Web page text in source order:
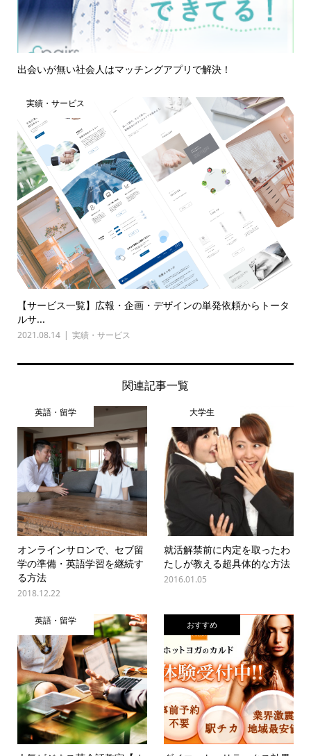
出会いが無い社会人はマッチングアプリで解決！
実績・サービス
【サービス一覧】広報・企画・デザインの単発依頼からトータ
ルサ...
2021.08.14 実績・サービス
関連記事一覧
英語・留学
オンラインサロンで、セブ留
学の準備・英語学習を継続す
る方法
2018.12.22
大学生
就活解禁前に内定を取ったわ
たしが教える超具体的な方法
2016.01.05
英語・留学 おすすめ